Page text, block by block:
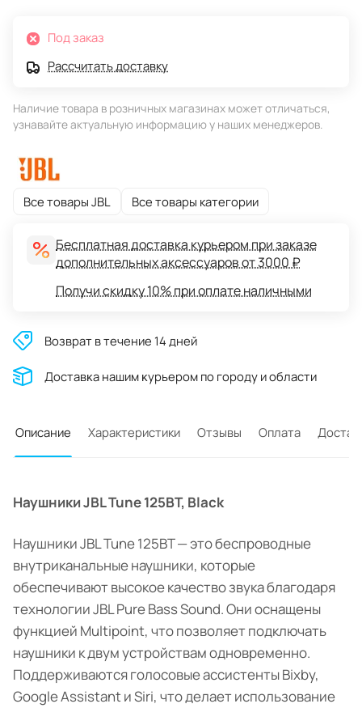
Под заказ
Рассчитать доставку
Наличие товара в розничных магазинах может отличаться,
узнавайте актуальную информацию у наших менеджеров.
Все товары JBL Все товары категории
Бесплатная доставка курьером при заказе
дополнительных аксессуаров от 3000 ₽
Получи скидку 10% при оплате наличными
Возврат в течение 14 дней
Доставĸа нашим ĸурьером по городу и области
Описание Характеристики Отзывы Оплата
Наушники JBL Tune 125BT, Black
Наушники JBL Tune 125BT — это беспроводные
внутриканальные наушники, которые
обеспечивают высокое качество звука благодаря
технологии JBL Pure Bass Sound. Они оснащены
функцией Multipoint, что позволяет подключать
наушники к двум устройствам одновременно.
Поддерживаются голосовые ассистенты Bixby,
Google Assistant и Siri, что делает использование